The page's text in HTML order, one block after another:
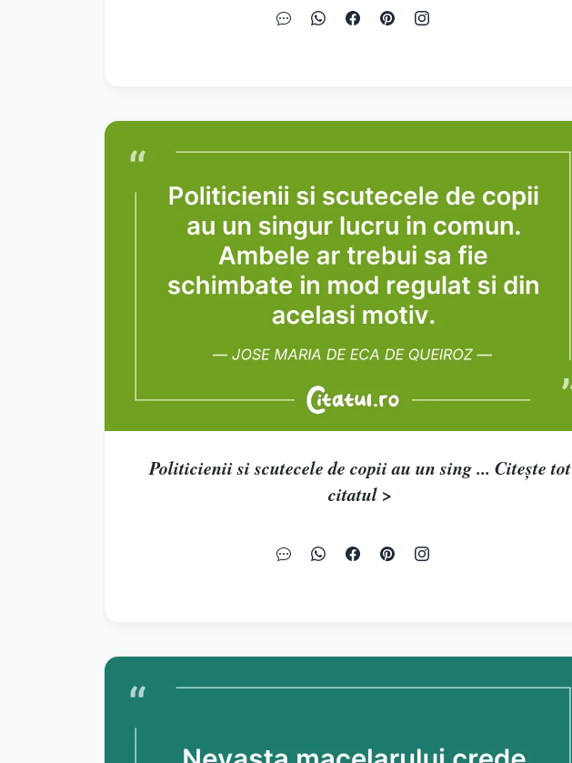
Politicienii si scutecele de copii au un sing ... Citește tot
citatul >